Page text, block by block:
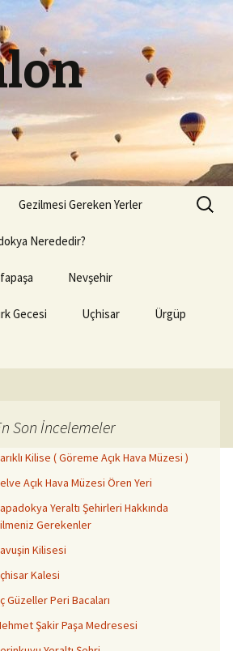
Gezilmesi Gereken Yerler
Nerededir?
Nevşehir
Gecesi Uçhisar Ürgüp
Arama:
Son İncelemeler
Kilise ( Göreme Açık Hava Müzesi )
Açık Hava Müzesi Ören Yeri
Yeraltı Şehirleri Hakkında
Gerekenler
Kilisesi
Kalesi
Güzeller Peri Bacaları
Şakir Paşa Medresesi